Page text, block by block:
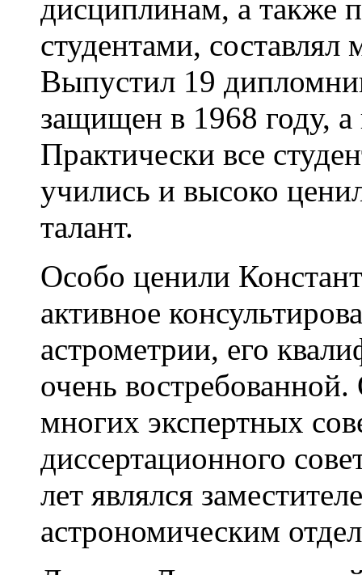
дисциплинам, а также
студентами, составлял
Выпустил 19
защищен в 1968 году,
Практически все
учились и высоко
талант.
Особо ценили
активное
астрометрии, его
очень
многих экспертных
диссертационного
лет являлся
астрономическим